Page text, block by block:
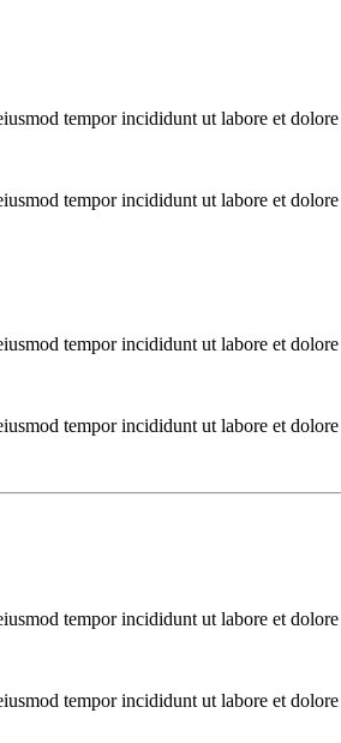
tempor incididunt ut labore et
tempor incididunt ut labore et
tempor incididunt ut labore et
tempor incididunt ut labore et
tempor incididunt ut labore et
tempor incididunt ut labore et